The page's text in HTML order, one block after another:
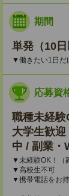
期間
単発（10日
▼働きたい1日
応募資
職種未経
大学生歓
中 / 副業・
▼未経験OK！（
▼高校生不可
▼携帯電話をお